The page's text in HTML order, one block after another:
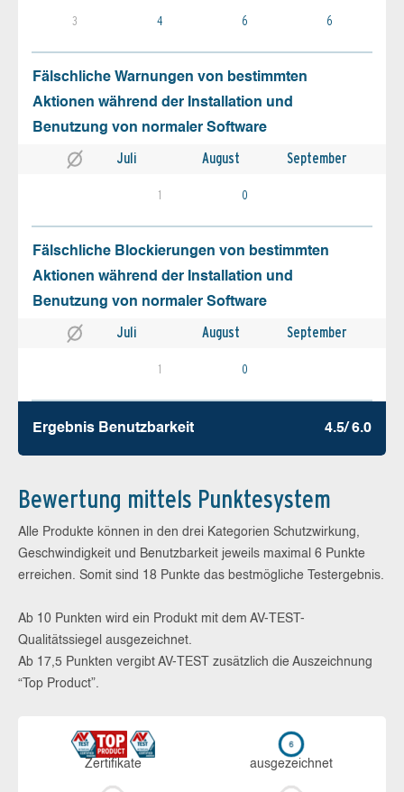
3 4 6 6
Fälschliche Warnungen von bestimmten
Aktionen während der Installation und
Benutzung von normaler Software
Juli August September
1 0
Fälschliche Blockierungen von bestimmten
Aktionen während der Installation und
Benutzung von normaler Software
Juli August September
1 0
Ergebnis Benutz­barkeit 4.5/ 6.0
Bewertung mittels Punktesystem
Alle Produkte können in den drei Kategorien Schutzwirkung,
Geschwindigkeit und Benutzbarkeit jeweils maximal 6 Punkte
erreichen. Somit sind 18 Punkte das bestmögliche Testergebnis.
Ab 10 Punkten wird ein Produkt mit dem AV-TEST-
Qualitätssiegel ausgezeichnet.
Ab 17,5 Punkten vergibt AV-TEST zusätzlich die Auszeichnung
“Top Product”.
Zerti­fikate aus­ge­zeich­net